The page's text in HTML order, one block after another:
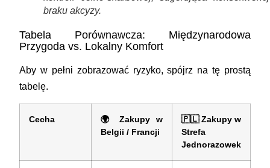
braku akcyzy.
Tabela Porównawcza: Międzynarodowa
Przygoda vs. Lokalny Komfort
Aby w pełni zobrazować ryzyko, spójrz na tę prostą
tabelę.
Cecha 🌍Zakupy w
Belgii / Francji
🇵🇱Zakupy w
Strefa
Jednorazowek